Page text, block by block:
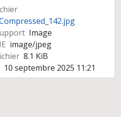
Image
image/jpeg
8.1 KiB
10 septembre 2025 11:21